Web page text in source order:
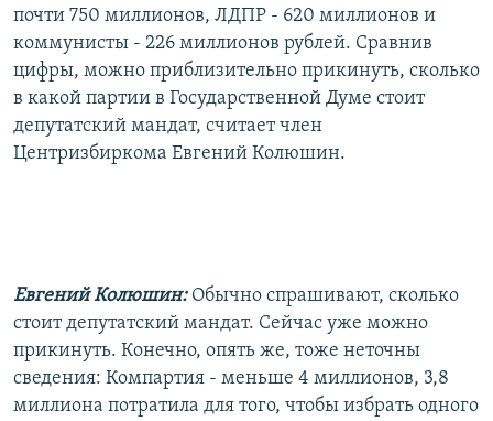
почти 750 миллионов, ЛДПР - 620 миллионов и
коммунисты - 226 миллионов рублей. Сравнив
цифры, можно приблизительно прикинуть, сколько
в какой партии в Государственной Думе стоит
депутатский мандат, считает член
Центризбиркома Евгений Колюшин.
Евгений Колюшин: Обычно спрашивают, сколько
стоит депутатский мандат. Сейчас уже можно
прикинуть. Конечно, опять же, тоже неточны
сведения: Компартия - меньше 4 миллионов, 3,8
миллиона потратила для того, чтобы избрать одного